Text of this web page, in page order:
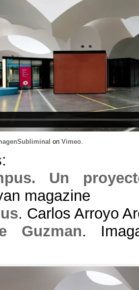
on Vimeo
. Un
magazine
. Carlos Arroyo
Guzman.